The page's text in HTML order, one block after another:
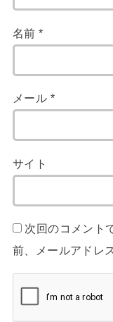
名前*
メール *
サイト
次回のコメント
前、メールアドレ